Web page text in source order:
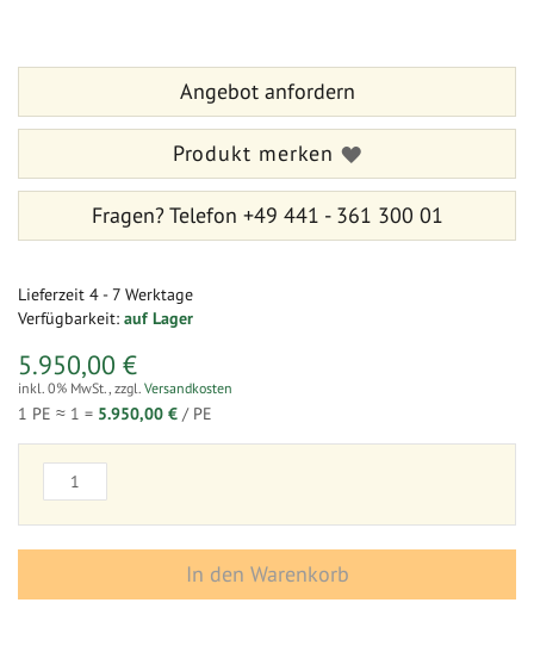
Lieferzeit 4 - 7 Werktage
Verfügbarkeit: auf Lager
5.950,00 €
inkl. 0% MwSt., zzgl. Versandkosten
1 PE ≈ 1 = 5.950,00 € / PE
In den Warenkorb
Bildergalerie
Bildergalerie
Angebot anfordern
Produkt merken
Fragen?Telefon +49 441 - 361 300 01